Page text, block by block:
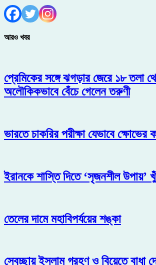
আরও খবর
প্রেমিকের সঙ্গে ঝগড়ার জেরে ১৮ তলা
অলৌকিকভাবে বেঁচে গেলেন তরুণী
ভারতে চাকরির পরীক্ষা যেভাবে ক্ষোভের
ইরানকে শাস্তি দিতে ‘সৃজনশীল উপায়’
তেলের দামে মহাবিপর্যয়ের শঙ্কা
স্বেচ্ছায় ইসলাম গ্রহণ ও বিয়েতে বাধা